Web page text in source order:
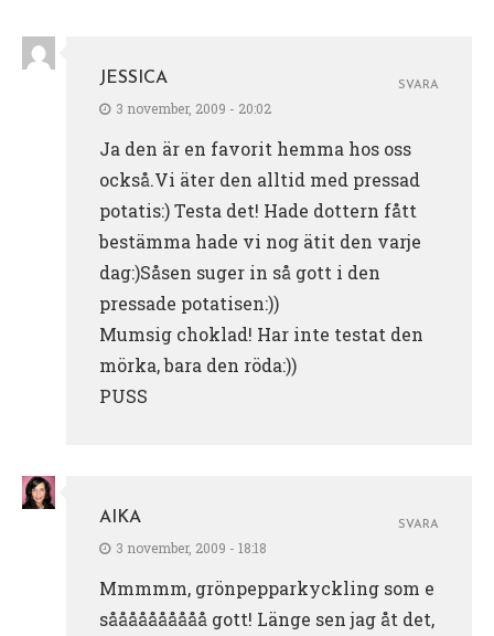
JESSICA
3 november, 2009 - 20:02
Ja den är en favorit hemma hos oss
också.Vi äter den alltid med pressad
potatis:) Testa det! Hade dottern fått
bestämma hade vi nog ätit den varje
dag:)Såsen suger in så gott i den
pressade potatisen:))
Mumsig choklad! Har inte testat den
mörka, bara den röda:))
PUSS
SVARA
AIKA
3 november, 2009 - 18:18
Mmmmm, grönpepparkyckling som e
såååååååååå gott! Länge sen jag åt det,
SVARA